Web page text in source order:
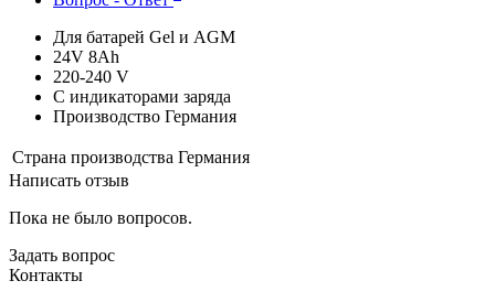
Для батарей Gel и AGM
24V 8Ah
220-240 V
С индикаторами заряда
Производство Германия
Страна производства Германия
Написать отзыв
Пока не было вопросов.
Задать вопрос
Контакты